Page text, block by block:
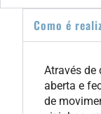
Como é
Através de
aberta e
de